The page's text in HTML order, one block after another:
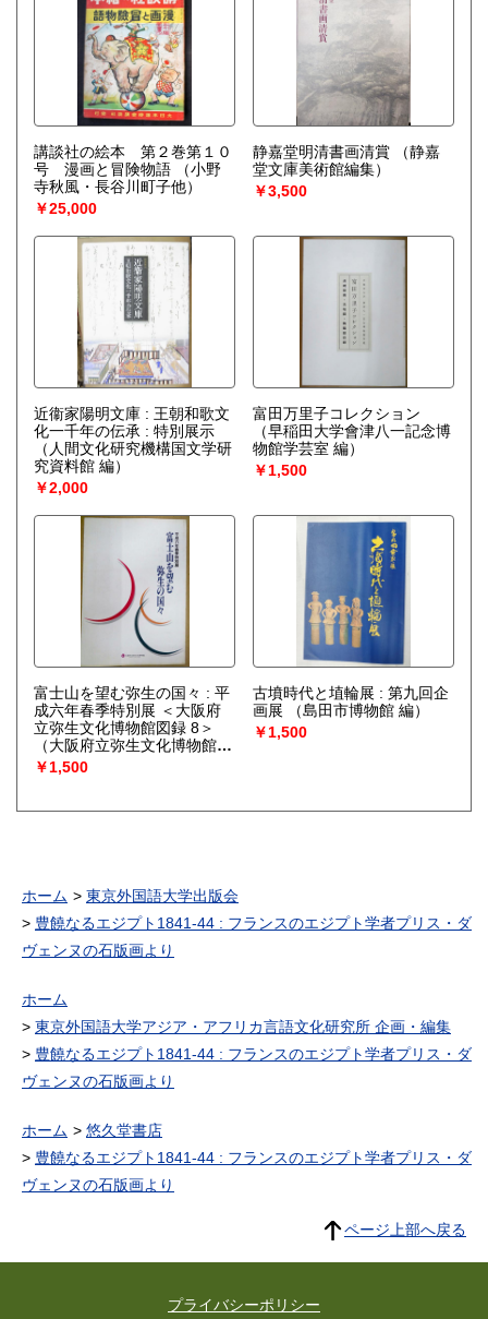
講談社の絵本 第２巻第１０
号 漫画と冒険物語
（小野
寺秋風・長谷川町子他）
￥25,000
静嘉堂明清書画清賞
（静嘉
堂文庫美術館編集）
￥3,500
近衞家陽明文庫 : 王朝和歌文
化一千年の伝承 : 特別展示
（人間文化研究機構国文学研
究資料館 編）
￥2,000
富田万里子コレクション
（早稲田大学會津八一記念博
物館学芸室 編）
￥1,500
富士山を望む弥生の国々 : 平
成六年春季特別展 ＜大阪府
立弥生文化博物館図録 8＞
（大阪府立弥生文化博物館
編）
￥1,500
古墳時代と埴輪展 : 第九回企
画展
（島田市博物館 編）
￥1,500
ホーム
東京外国語大学出版会
豊饒なるエジプト1841-44 : フランスのエジプト学者プリス・ダ
ヴェンヌの石版画より
ホーム
東京外国語大学アジア・アフリカ言語文化研究所 企画・編集
豊饒なるエジプト1841-44 : フランスのエジプト学者プリス・ダ
ヴェンヌの石版画より
ホーム
悠久堂書店
豊饒なるエジプト1841-44 : フランスのエジプト学者プリス・ダ
ヴェンヌの石版画より
ページ上部へ戻る
プライバシーポリシー